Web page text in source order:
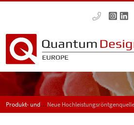
Produkt- und Anwendungsneuigkeiten - SPECTRUM